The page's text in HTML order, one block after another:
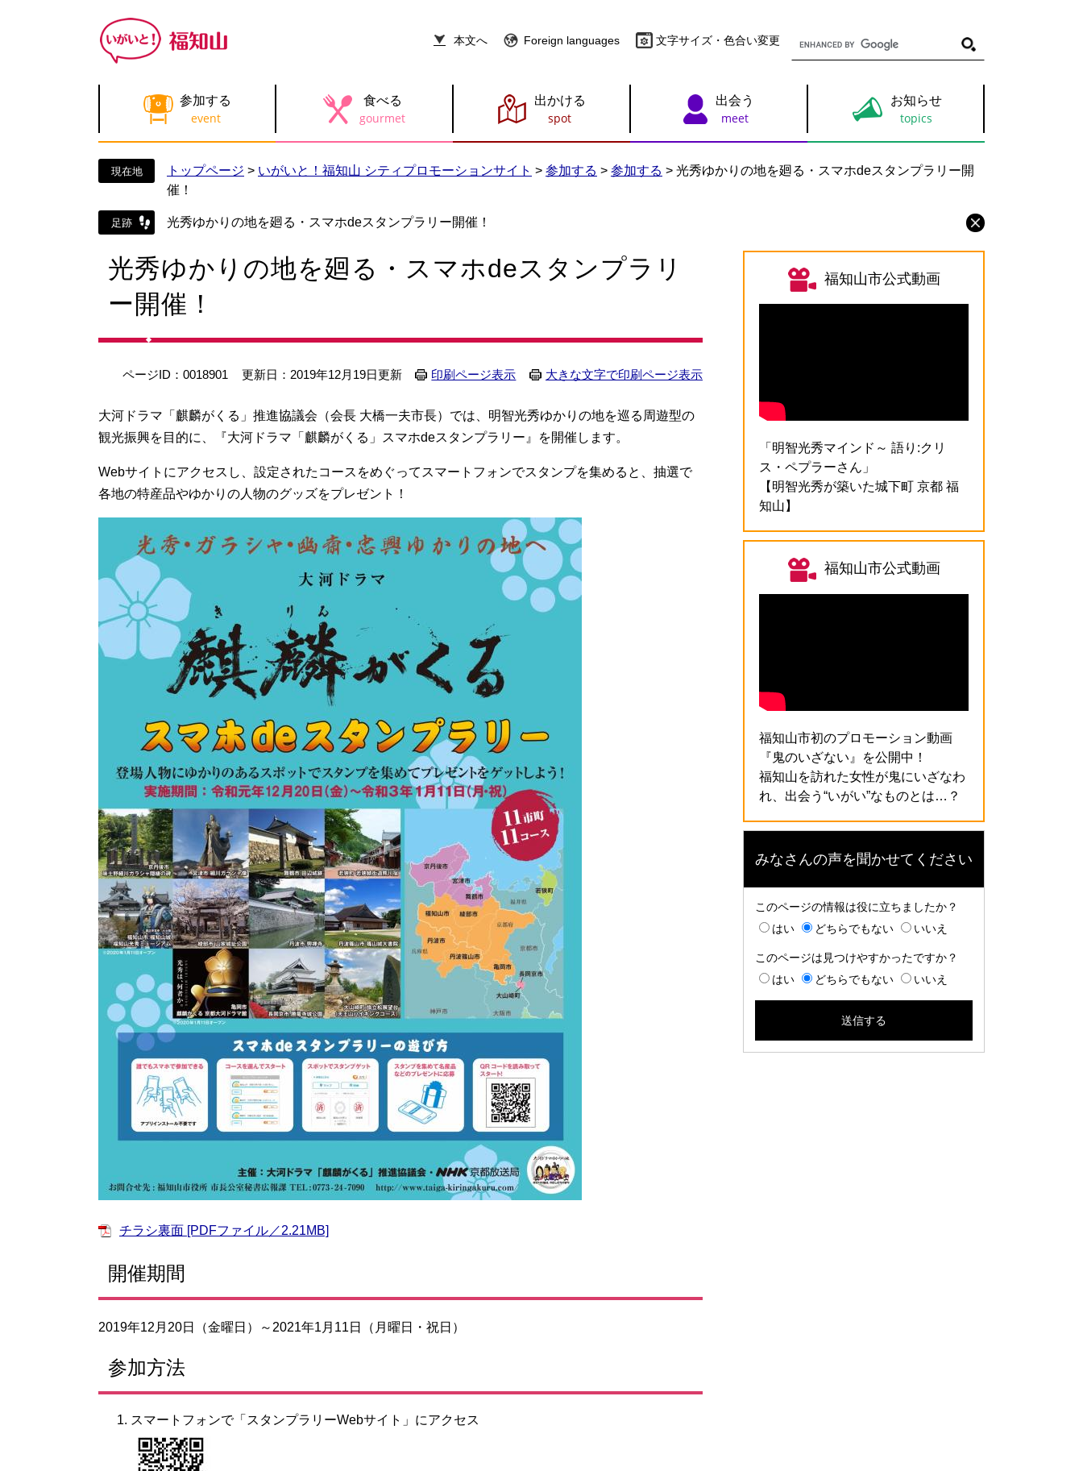
本文へ Foreign languages 文字サイズ・色合い変更
o
検
参加する 食べる 出かける 出会う お知らせ
トップページ > いがいと！福知山 シティプロモーションサイト > 参加する > 参加する > 光秀ゆかりの地を廻る・スマホdeスタンプラリー開
催！
光秀ゆかりの地を廻る・スマホdeスタンプラリー開催！
文光秀ゆかりの地を廻る・スマホdeスタンプラリ
ー開催！
ページID：0018901 更新日：2019年12月19日更新 印刷ページ表示 大きな文字で印刷ページ表示
大河ドラマ「麒麟がくる」推進協議会（会長 大橋一夫市長）では、明智光秀ゆかりの地を巡る周遊型の
観光振興を目的に、『大河ドラマ「麒麟がくる」スマホdeスタンプラリー』を開催します。
Webサイトにアクセスし、設定されたコースをめぐってスマートフォンでスタンプを集めると、抽選で
各地の特産品やゆかりの人物のグッズをプレゼント！
チラシ裏面 [PDFファイル／2.21MB]
開催期間
2019年12月20日（金曜日）～2021年1月11日（月曜日・祝日）
参加方法
スマートフォンで「スタンプラリーWebサイト」にアクセス
福知山市公式動画
「明智光秀マインド～ 語り:クリ
ス・ペプラーさん」
【明智光秀が築いた城下町 京都 福
知山】
福知山市公式動画
福知山市初のプロモーション動画
『鬼のいざない』を公開中！
福知山を訪れた女性が鬼にいざなわ
れ、出会う“いがい”なものとは…？
みなさんの声を聞かせてください
このページの情報は役に立ちましたか？
はい
どちらでもない いいえ
このページは見つけやすかったですか？
はい
どちらでもない いいえ